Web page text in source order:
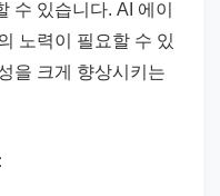
수 있습니다. AI 에이
노력이 필요할 수 있
을 크게 향상시키는